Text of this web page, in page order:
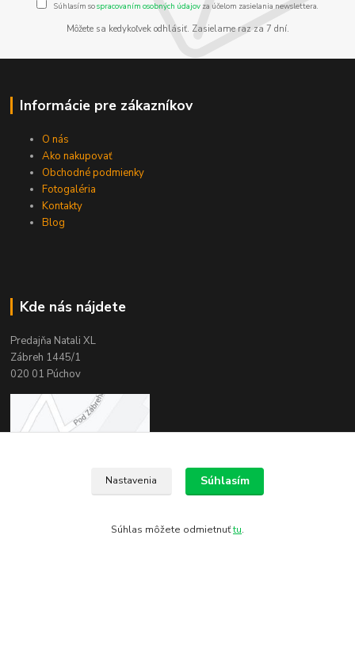
Súhlasím sospracovaním osobných údajov za účelom zasielania newslettera.
Môžete sa kedykoľvek odhlásiť. Zasielame raz za 7 dní.
Informácie pre zákazníkov
O nás
Ako nakupovať
Obchodné podmienky
Fotogaléria
Kontakty
Blog
Kde nás nájdete
Predajňa Natali XL
Zábreh 1445/1
020 01 Púchov
Nastavenia Súhlasím
Súhlas môžete odmietnuťtu.